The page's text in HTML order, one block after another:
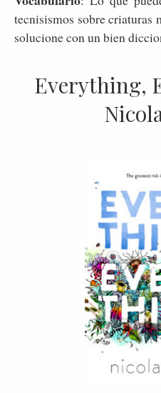
tecnisismos sobre criaturas
solucione con un bien
Everything,